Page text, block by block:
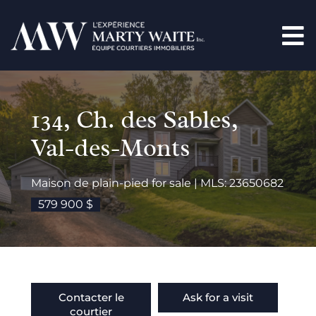
134, Ch. des Sables,
Val-des-Monts
Maison de plain-pied for sale | MLS: 23650682
579 900 $
Contacter le
courtier
Ask for a visit